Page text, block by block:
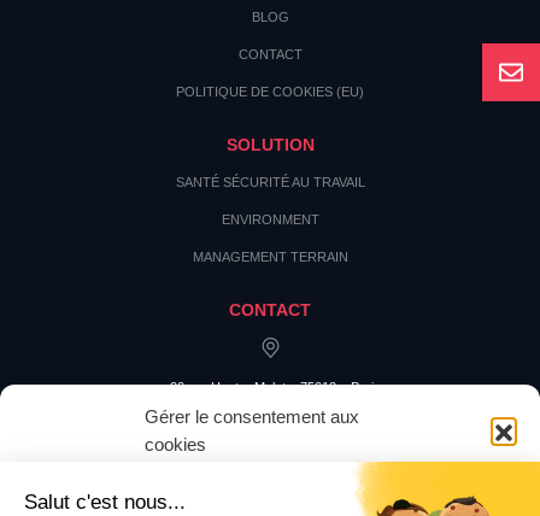
Gérer le consentement aux
cookies
Pour offrir les meilleures expériences, nous utilisons des technologies
BLOG
CONTACT
POLITIQUE DE COOKIES (EU)
SOLUTION
SANTÉ SÉCURITÉ AU TRAVAIL
ENVIRONMENT
MANAGEMENT TERRAIN
CONTACT
20 rue Hector Malot – 75012 – Paris